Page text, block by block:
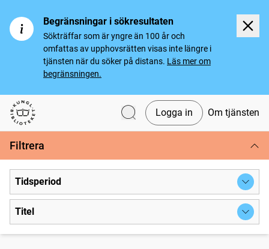
Begränsningar i sökresultaten
Sökträffar som är yngre än 100 år och
omfattas av upphovsrätten visas inte längre i
tjänsten när du söker på distans. Läs mer om
begränsningen.
Svenska tidningar
Logga in Om tjänsten
Filtrera
Tidsperiod
Titel